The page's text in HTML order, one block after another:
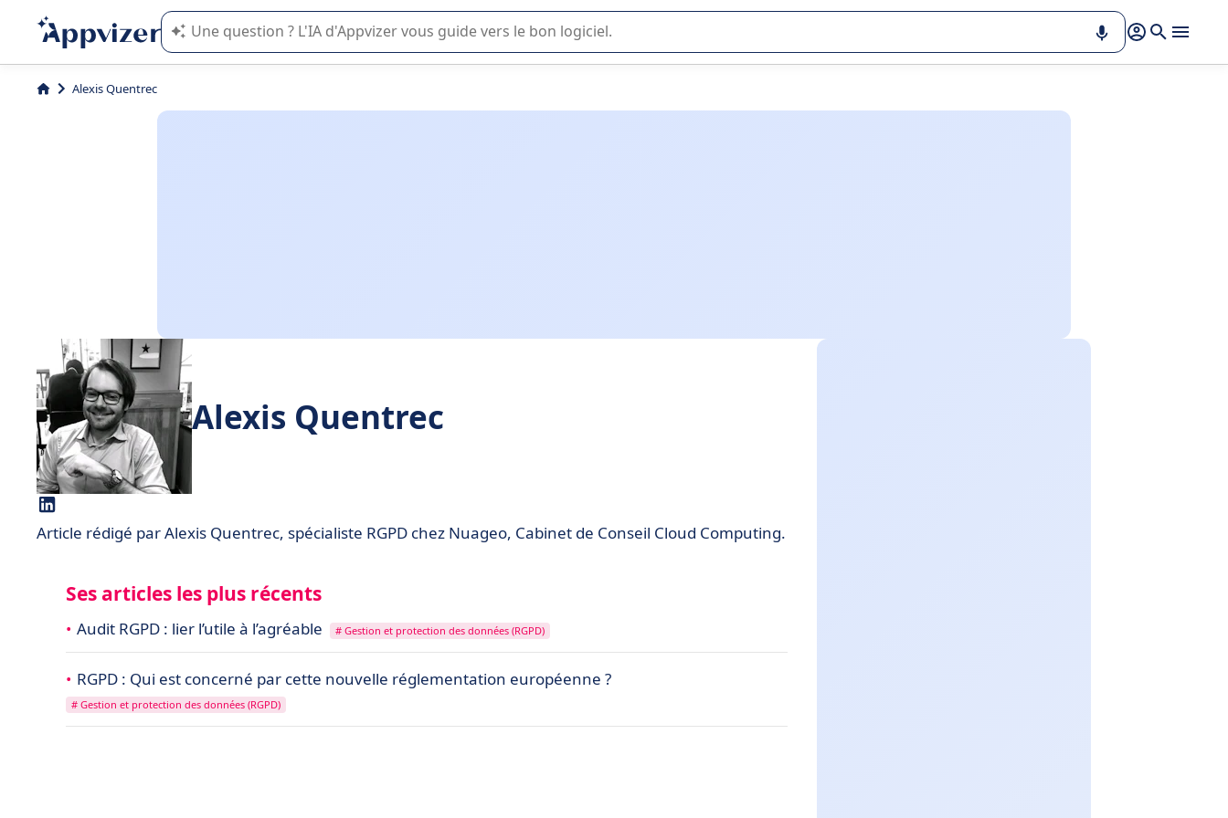
L'IA de Appvizer vous guide dans l'utilisation ou la sélection de logiciel SaaS en entreprise.
Alexis Quentrec
Alexis Quentrec
Article rédigé par Alexis Quentrec, spécialiste RGPD chez Nuageo, Cabinet de Conseil Cloud Computing.
Ses articles les plus récents
Audit RGPD : lier l’utile à l’agréable # Gestion et protection des données (RGPD)
RGPD : Qui est concerné par cette nouvelle réglementation européenne ?
# Gestion et protection des données (RGPD)